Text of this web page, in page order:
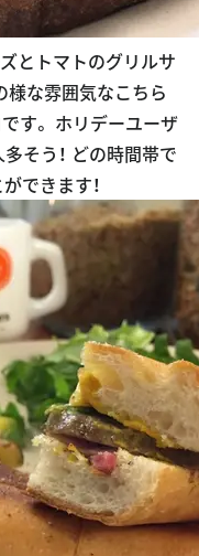
とトマトのグリルサ
様な雰囲気なこちら
す。 ホリデーユーザ
そう！ どの時間帯で
できます！